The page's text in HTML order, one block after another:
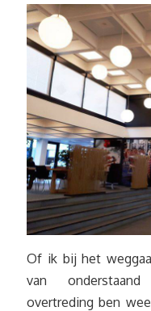
Of ik bij het
van
overtreding ben